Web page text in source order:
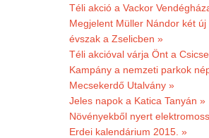
Téli akció a Vackor
Megjelent Müller Nándor két
évszak a Zselicben »
Téli akcióval várja Önt a
Kampány a nemzeti parkok
Mecsekerdő Utalvány »
Jeles napok a Katica Tanyán »
Növényekből nyert
Erdei kalendárium 2015. »